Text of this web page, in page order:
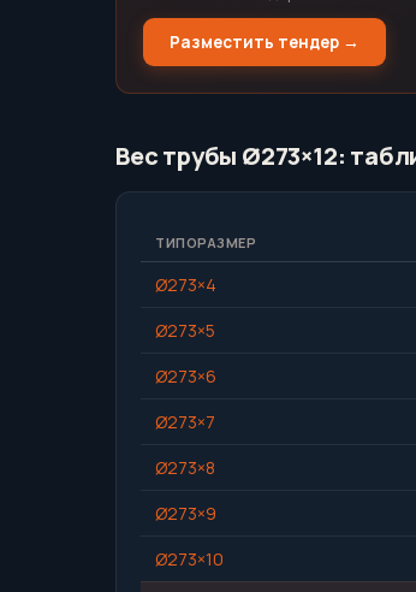
Разместить тендер →
Вес трубы Ø273×12:
ТИПОРАЗМЕР
Ø273×4
Ø273×5
Ø273×6
Ø273×7
Ø273×8
Ø273×9
Ø273×10